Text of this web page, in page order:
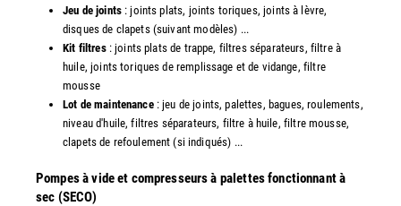
Jeu de joints : joints plats, joints toriques, joints à lèvre,
disques de clapets (suivant modèles) ...
Kit filtres: joints plats de trappe, filtres séparateurs, filtre à
huile, joints toriques de remplissage et de vidange, filtre
mousse
Lot de maintenance: jeu de joints, palettes, bagues, roulements,
niveau d'huile, filtres séparateurs, filtre à huile, filtre mousse,
clapets de refoulement (si indiqués) ...
​Pompes à vide et compresseurs à palettes fonctionnant à
sec (SECO)